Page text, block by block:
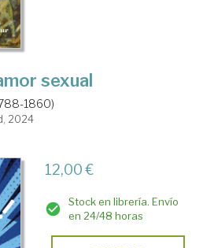
sexual
1860)
2024
12,00 €
Stock en librería. Envío
en 24/48 horas